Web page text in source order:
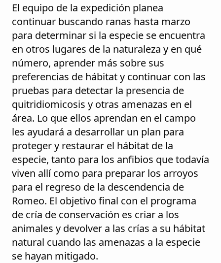
El equipo de la expedición planea
continuar buscando ranas hasta marzo
para determinar si la especie se encuentra
en otros lugares de la naturaleza y en qué
número, aprender más sobre sus
preferencias de hábitat y continuar con las
pruebas para detectar la presencia de
quitridiomicosis y otras amenazas en el
área. Lo que ellos aprendan en el campo
les ayudará a desarrollar un plan para
proteger y restaurar el hábitat de la
especie, tanto para los anfibios que todavía
viven allí como para preparar los arroyos
para el regreso de la descendencia de
Romeo. El objetivo final con el programa
de cría de conservación es criar a los
animales y devolver a las crías a su hábitat
natural cuando las amenazas a la especie
se hayan mitigado.